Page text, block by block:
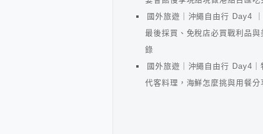
國外旅遊｜沖繩自由行 Day4
最後採買、免稅店必買戰利品與
錄
國外旅遊｜沖繩自由行 Day4｜
代客料理，海鮮怎麼挑與用餐分